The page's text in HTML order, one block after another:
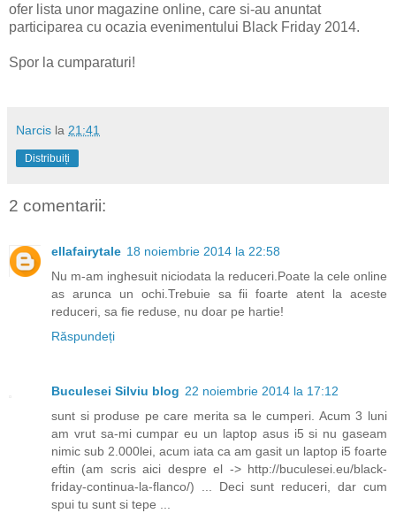
ofer lista unor magazine online, care si-au anuntat
participarea cu ocazia evenimentului Black Friday 2014.
Spor la cumparaturi!
Narcis la 21:41
Distribuiți
2 comentarii:
ellafairytale 18 noiembrie 2014 la 22:58
Nu m-am inghesuit niciodata la reduceri.Poate la cele online
as arunca un ochi.Trebuie sa fii foarte atent la aceste
reduceri, sa fie reduse, nu doar pe hartie!
Răspundeți
Buculesei Silviu blog 22 noiembrie 2014 la 17:12
sunt si produse pe care merita sa le cumperi. Acum 3 luni
am vrut sa-mi cumpar eu un laptop asus i5 si nu gaseam
nimic sub 2.000lei, acum iata ca am gasit un laptop i5 foarte
eftin (am scris aici despre el -> http://buculesei.eu/black-
friday-continua-la-flanco/) ... Deci sunt reduceri, dar cum
spui tu sunt si tepe ...